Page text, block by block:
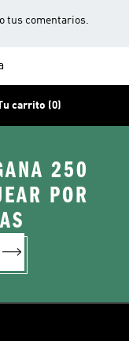
tus comentarios.
carrito (0)
250
POR